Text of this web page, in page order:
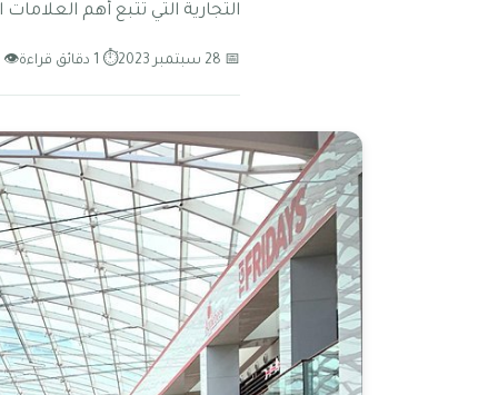
التجارية التي تتبع أهم
📅 28 سبتمبر 2023 ⏱ 1 دقائق قراءة 👁 185 مشاهدة